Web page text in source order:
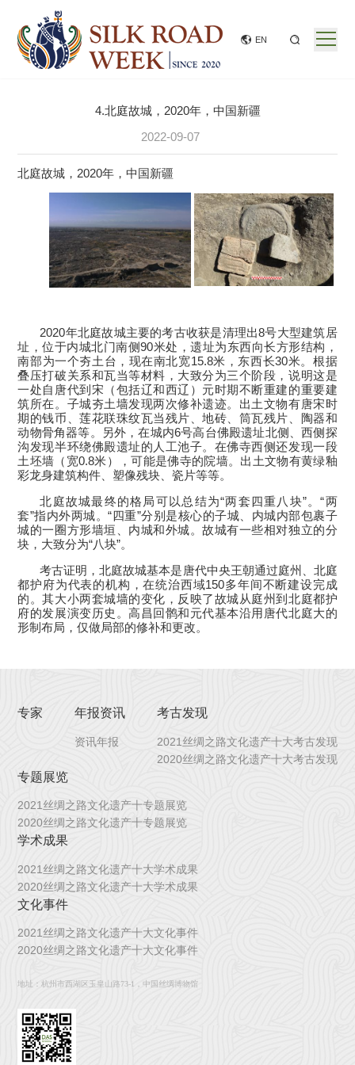
EN
4.北庭故城，2020年，中国新疆
2022-09-07
北庭故城，2020年，中国新疆
2020年北庭故城主要的考古收获是清理出8号大型建筑居
址，位于内城北门南侧90米处，遗址为东西向长方形结构，
南部为一个夯土台，现在南北宽15.8米，东西长30米。根据
叠压打破关系和瓦当等材料，大致分为三个阶段，说明这是
一处自唐代到宋（包括辽和西辽）元时期不断重建的重要建
筑所在。子城夯土墙发现两次修补遗迹。出土文物有唐宋时
期的钱币、莲花联珠纹瓦当残片、地砖、筒瓦残片、陶器和
动物骨角器等。另外，在城内6号高台佛殿遗址北侧、西侧探
沟发现半环绕佛殿遗址的人工池子。在佛寺西侧还发现一段
土坯墙（宽0.8米），可能是佛寺的院墙。出土文物有黄绿釉
彩龙身建筑构件、塑像残块、瓷片等等。
北庭故城最终的格局可以总结为“两套四重八块”。“两
套”指内外两城。“四重”分别是核心的子城、内城内部包裹子
城的一圈方形墙垣、内城和外城。故城有一些相对独立的分
块，大致分为“八块”。
考古证明，北庭故城基本是唐代中央王朝通过庭州、北庭
都护府为代表的机构，在统治西域150多年间不断建设完成
的。其大小两套城墙的变化，反映了故城从庭州到北庭都护
府的发展演变历史。高昌回鹘和元代基本沿用唐代北庭大的
形制布局，仅做局部的修补和更改。
专家 年报资讯
资讯年报
考古发现
2021丝绸之路文化遗产十大考古发现
2020丝绸之路文化遗产十大考古发现
专题展览
2021丝绸之路文化遗产十专题展览
2020丝绸之路文化遗产十专题展览
学术成果
2021丝绸之路文化遗产十大学术成果
2020丝绸之路文化遗产十大学术成果
文化事件
2021丝绸之路文化遗产十大文化事件
2020丝绸之路文化遗产十大文化事件
地址：杭州市西湖区玉皇山路73-1，中国丝绸博物馆